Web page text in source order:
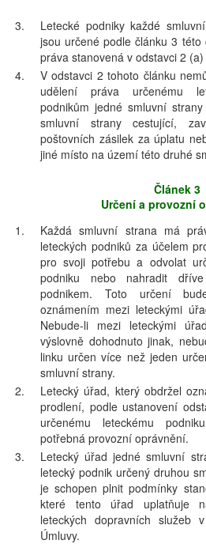
3.
Letecké podniky každé
jsou určené podle článku 3
práva stanovená v odstavci 2
4.
V odstavci 2 tohoto článku
udělení práva určenému
podnikům jedné smluvní
smluvní strany cestující,
poštovních zásilek za úplatu
jiné místo na území této druhé
Článek 3
Určení a provozní
1.
Každá smluvní strana má
leteckých podniků za účelem
pro svoji potřebu a odvolat
podniku nebo nahradit
podnikem. Toto určení
oznámením mezi leteckými
Nebude-li mezi leteckými
výslovně dohodnuto jinak,
linku určen více než jeden
smluvní strany.
2.
Letecký úřad, který obdržel
prodlení, podle ustanovení
určenému leteckému
potřebná provozní oprávnění.
3.
Letecký úřad jedné smluvní
letecký podnik určený druhou
je schopen plnit podmínky
které tento úřad uplatňuje
leteckých dopravních služeb
Úmluvy.